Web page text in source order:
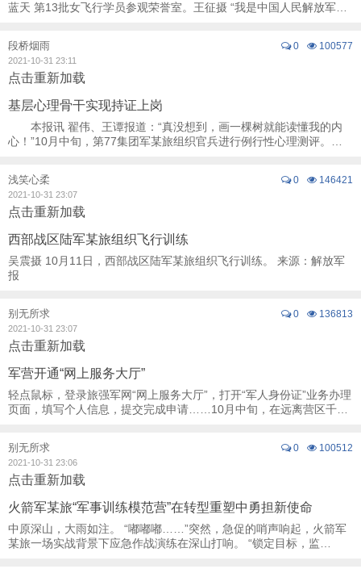
蓝天 第13批女飞行学员参观荣誉室。王征摄 “我是中国人民解放军军
0 100577
段桥烟雨
2021-10-31 23:11
点击重新加载
基层心理骨干实现持证上岗
本报讯 翟伟、王谭报道：“真没想到，画一棵树就能读懂我的内
心！”10月中旬，第77集团军某旅组织官兵进行例行性心理测评。某
0 146421
浅笑心柔
2021-10-31 23:07
点击重新加载
西部战区陆军某旅组织飞行训练
吴震摄 10月11日，西部战区陆军某旅组织飞行训练。 来源：解放军
报
0 136813
别无所求
2021-10-31 23:07
点击重新加载
军营开通“网上服务大厅”
轻点鼠标，登录旅强军网“网上服务大厅”，打开“军人身份证”业务办理
页面，填写个人信息，提交完成申请……10月中旬，在远离营区千里
0 100512
别无所求
2021-10-31 23:06
点击重新加载
火箭军某旅“军事训练模范营”在转型重塑中勇担新使命
中原深山，大雨如注。 “嘟嘟嘟……”突然，急促的哨声响起，火箭军
某旅一场实战背景下应急作战演练在深山打响。 “锁定目标，监